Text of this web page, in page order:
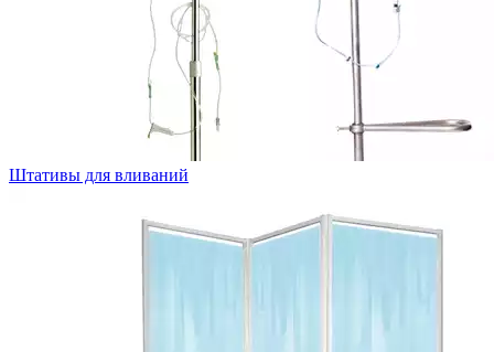
Штативы для вливаний